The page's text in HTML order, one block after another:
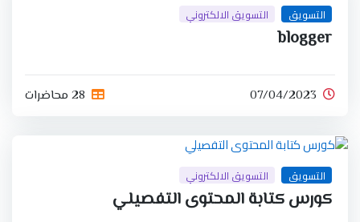
التسويق التسويق الالكتروني
blogger
07/04/2023 28 محاضرات
التسويق التسويق الالكتروني
كورس كتابة المحتوى التفصيلي